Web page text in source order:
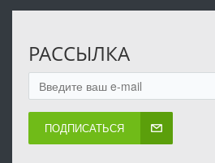
РАССЫЛКА
ПОДПИСАТЬСЯ